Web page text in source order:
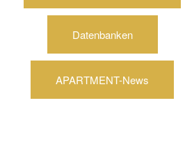
Datenbanken
APARTMENT-News